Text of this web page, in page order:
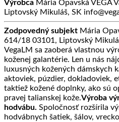
Výrobca Mária Opavská VEGA
Liptovský Mikuláš, SK
Zodpovedný subjekt Mária
614/18 03101, Liptovský
VegaLM sa zaoberá vlastnou
koženej galantérie. Len u nás
luxusných kožených dámskych
aktoviek, púzdier, dokladoviek,
taktiež kožené doplnky, ako sú
pravej talianskej kože.Výroba
hodvábu. Spoločnosť rozšírila
hodvábnych šatiek, šálov,